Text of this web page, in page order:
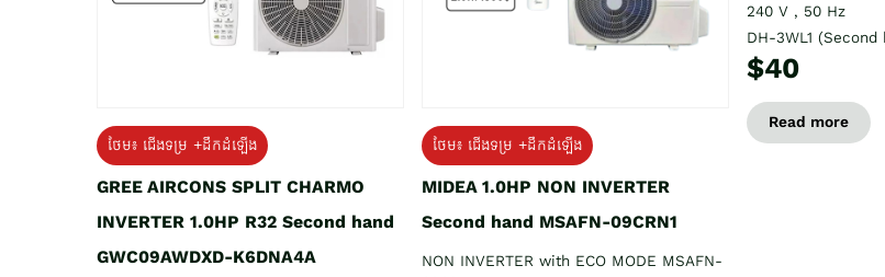
ថែម៖ ជើងទម្រ +ដឹកដំឡើង
GREE AIRCONS SPLIT CHARMO
INVERTER 1.0HP R32 Second hand
GWC09AWDXD-K6DNA4A
ថែម៖ ជើងទម្រ +ដឹកដំឡើង
MIDEA 1.0HP NON INVERTER
Second hand MSAFN-09CRN1
NON INVERTER with ECO MODE MSAFN-
240 V , 50 Hz
DH-3WL1 (Second
$40
Read more